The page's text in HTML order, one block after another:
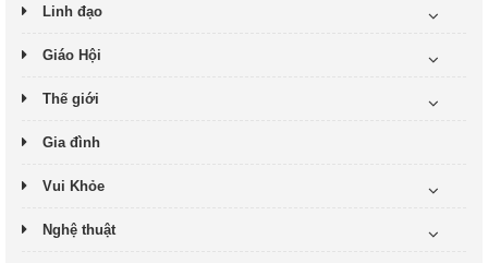
Linh đạo
Giáo Hội
Thế giới
Gia đình
Vui Khỏe
Nghệ thuật